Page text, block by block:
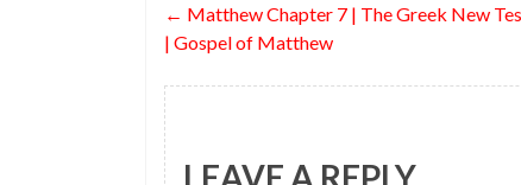
o
k
Post
navigation
← Matthew Chapter 7 | The Greek New
| Gospel of Matthew
LEAVE A REPLY